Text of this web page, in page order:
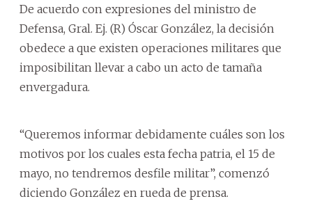
De acuerdo con expresiones del ministro de
Defensa, Gral. Ej. (R) Óscar González, la decisión
obedece a que existen operaciones militares que
imposibilitan llevar a cabo un acto de tamaña
envergadura.
“Queremos informar debidamente cuáles son los
motivos por los cuales esta fecha patria, el 15 de
mayo, no tendremos desfile militar”, comenzó
diciendo González en rueda de prensa.